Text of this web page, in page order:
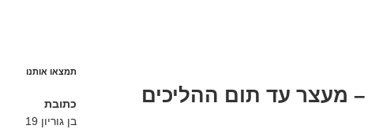
מעצר עד תום ההליכים
תמצאו אותנו
כתובת
בן גוריון 19